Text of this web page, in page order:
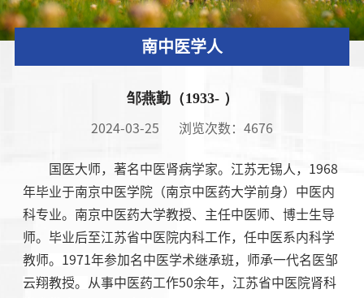
资料下载
南中医学人
邹燕勤（1933- ）
2024-03-25 浏览次数： 4676
国医大师，著名中医肾病学家。江苏无锡人，
1968
年毕业于南京中医学院（南京中医药大学前身）中医内
科专业。南京中医药大学教授、主任中医师、博士生导
师。 毕业后至江苏省中医院内科工作，任中医系内科学
教师。
1971 年参加名中医学术继承班，师承一代名医邹
云翔教授。
从事中医药工作50余年，江苏省中医院肾科